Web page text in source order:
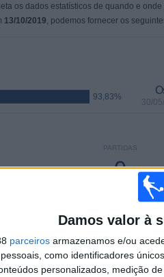
Damos valor à
parceiros armazenamos e/ou
como identificadores
personalizados, medição
os dados estatísticos de quando e
13/10/2019, podemos fornecer os
93,83%
30/
PARTIDAS
0
CONSECUTIVOS